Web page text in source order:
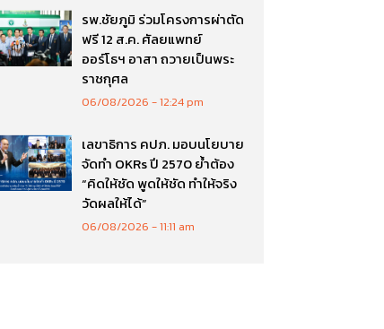
รพ.ชัยภูมิ ร่วมโครงการผ่าตัด
ฟรี 12 ส.ค. ศัลยแพทย์
ออร์โธฯ อาสา ถวายเป็นพระ
ราชกุศล
06/08/2026 12:24 pm
เลขาธิการ คปภ. มอบนโยบาย
จัดทำ OKRs ปี 2570 ย้ำต้อง
“คิดให้ชัด พูดให้ชัด ทำให้จริง
วัดผลให้ได้”
06/08/2026 11:11 am